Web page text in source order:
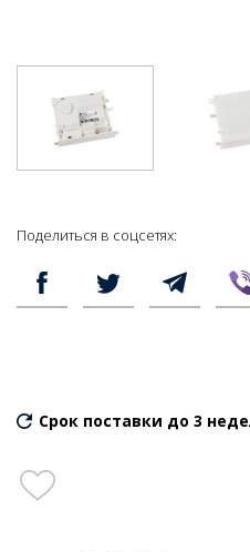
Поделиться в соцсетях:
Срок поставки до 3